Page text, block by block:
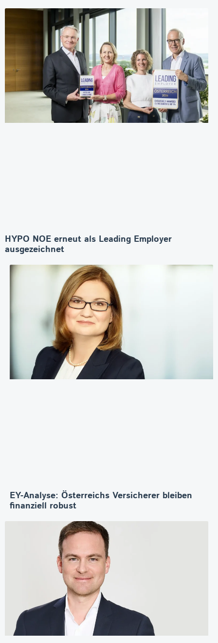
HYPO NOE erneut als Leading Employer
ausgezeichnet
EY-Analyse: Österreichs Versicherer bleiben
finanziell robust